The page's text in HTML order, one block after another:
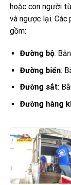
hoặc con người
và ngược lại. Các
gồm:
Đường bộ:
Đường biển:
Đường sắt:
Đường hàng